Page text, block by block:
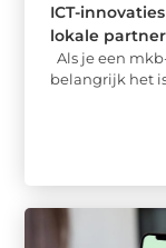
ICT-
lokale partner
Als je een
belangrijk het